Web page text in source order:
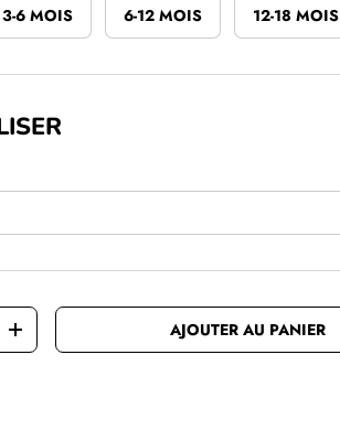
3-6 MOIS 6-12 MOIS 12-18 MOIS
AUGMENTER LA QUANTITÉAJOUTER AU PANIER